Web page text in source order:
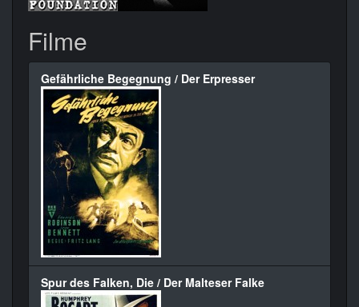
Filme
Gefährliche Begegnung / Der Erpresser
Spur des Falken, Die / Der Malteser Falke